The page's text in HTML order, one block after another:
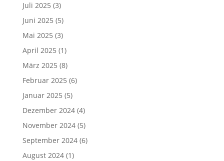
Juli 2025 (3)
Juni 2025 (5)
Mai 2025 (3)
April 2025 (1)
März 2025 (8)
Februar 2025 (6)
Januar 2025 (5)
Dezember 2024(4)
November 2024(5)
September 2024(6)
August 2024(1)